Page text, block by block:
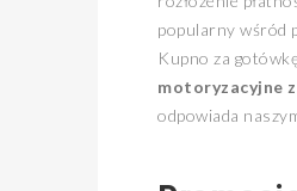
popularny wśród
Kupno za
motoryzacyjne
odpowiada